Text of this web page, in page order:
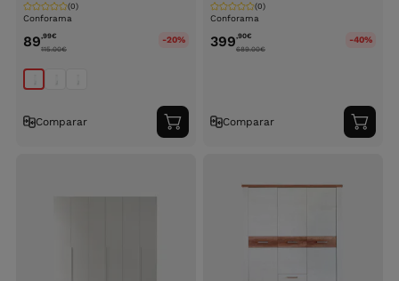
Conforama
(0)
89,99€
115.00€
-20%
Comparar
Adicionar
ao
Conforama
(0)
399,90€
689.00€
-40%
Comparar
ao